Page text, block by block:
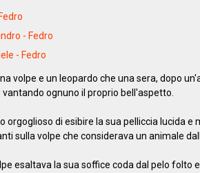
- Fedro
- Fedro
volpe e un leopardo che una sera, dopo
ognuno il proprio bell'aspetto.
orgoglioso di esibire la sua pelliccia lucida e
sulla volpe che considerava un animale
esaltava la sua soffice coda dal pelo folto